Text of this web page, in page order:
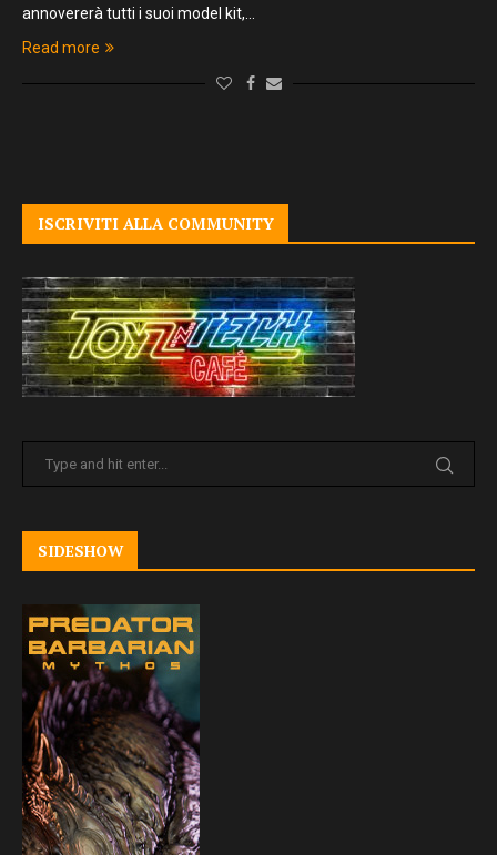
annovererà tutti i suoi model kit,…
Read more
ISCRIVITI ALLA COMMUNITY
SIDESHOW